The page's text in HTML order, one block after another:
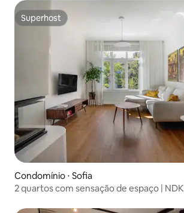
Superhost
Superhost
Condomínio ⋅ Sofia
2 quartos com sensação de espaço |